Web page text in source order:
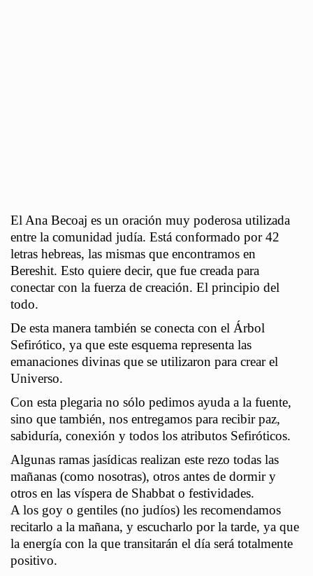
El Ana Becoaj es un oración muy poderosa utilizada
entre la comunidad judía. Está conformado por 42
letras hebreas, las mismas que encontramos en
Bereshit. Esto quiere decir, que fue creada para
conectar con la fuerza de creación. El principio del
todo.
De esta manera también se conecta con el Árbol
Sefirótico, ya que este esquema representa las
emanaciones divinas que se utilizaron para crear el
Universo.
Con esta plegaria no sólo pedimos ayuda a la fuente,
sino que también, nos entregamos para recibir paz,
sabiduría, conexión y todos los atributos Sefiróticos.
Algunas ramas jasídicas realizan este rezo todas las
mañanas (como nosotras), otros antes de dormir y
otros en las víspera de Shabbat o festividades.
A los goy o gentiles (no judíos) les recomendamos
recitarlo a la mañana, y escucharlo por la tarde, ya que
la energía con la que transitarán el día será totalmente
positivo.